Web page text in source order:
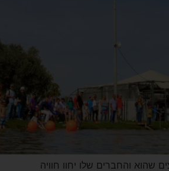
והחברים שלו יחוו חוויה